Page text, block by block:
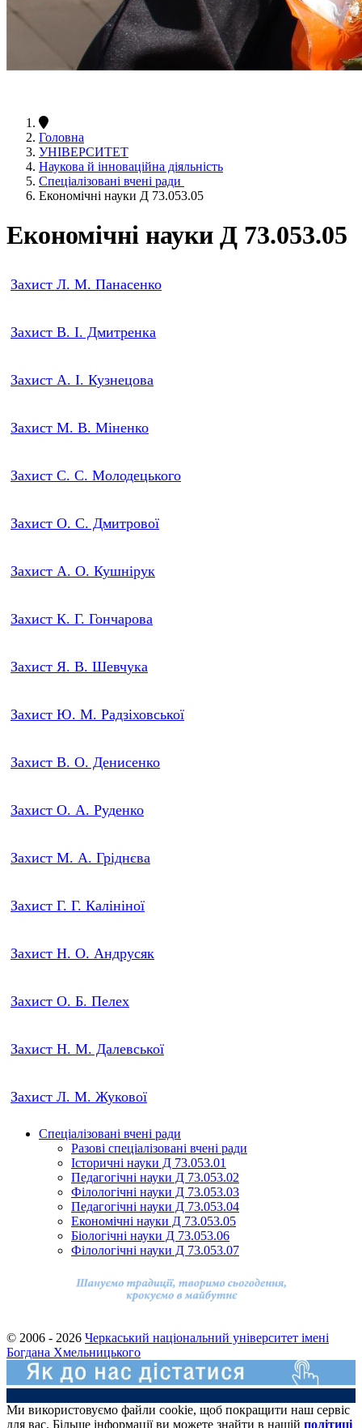
Головна
УНІВЕРСИТЕТ
Наукова й інноваційна діяльність
Спеціалізовані вчені ради
Економічні науки Д 73.053.05
Економічні науки Д 73.053.05
Захист Л. М. Панасенко
Захист В. І. Дмитренка
Захист А. І. Кузнецова
Захист М. В. Міненко
Захист С. С. Молодецького
Захист О. С. Дмитрової
Захист А. О. Кушнірук
Захист К. Г. Гончарова
Захист Я. В. Шевчука
Захист Ю. М. Радзіховської
Захист В. О. Денисенко
Захист О. А. Руденко
Захист М. А. Гріднєва
Захист Г. Г. Калініної
Захист Н. О. Андрусяк
Захист О. Б. Пелех
Захист Н. М. Далевської
Захист Л. М. Жукової
Спеціалізовані вчені ради
Разові спеціалізовані вчені ради
Історичні науки Д 73.053.01
Педагогічні науки Д 73.053.02
Філологічні науки Д 73.053.03
Педагогічні науки Д 73.053.04
Економічні науки Д 73.053.05
Біологічні науки Д 73.053.06
Філологічні науки Д 73.053.07
© 2006 - 2026 Черкаський національний університет імені
Богдана Хмельницького
Ми використовуємо файли cookie, щоб покращити наш сервіс
для вас. Більше інформації ви можете знайти в нашій політиці